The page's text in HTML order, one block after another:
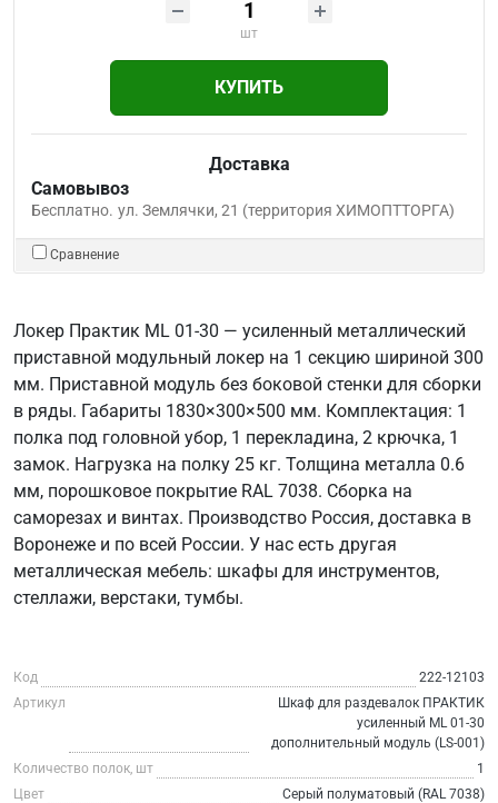
шт
КУПИТЬ
Доставка
Самовывоз
Бесплатно. ул. Землячки, 21 (территория ХИМОПТТОРГА)
Сравнение
Локер Практик ML 01-30 — усиленный металлический
приставной модульный локер на 1 секцию шириной 300
мм. Приставной модуль без боковой стенки для сборки
в ряды. Габариты 1830×300×500 мм. Комплектация: 1
полка под головной убор, 1 перекладина, 2 крючка, 1
замок. Нагрузка на полку 25 кг. Толщина металла 0.6
мм, порошковое покрытие RAL 7038. Сборка на
саморезах и винтах. Производство Россия, доставка в
Воронеже и по всей России. У нас есть другая
металлическая мебель: шкафы для инструментов,
стеллажи, верстаки, тумбы.
Код
222-12103
Артикул
Шкаф для раздевалок ПРАКТИК
усиленный ML 01-30
дополнительный модуль (LS-001)
Количество полок, шт
1
Цвет
Серый полуматовый (RAL 7038)